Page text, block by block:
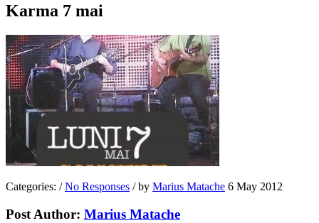
Karma 7 mai
Categories: / No Responses /by Marius Matache 6 May 2012
Post Author: Marius Matache